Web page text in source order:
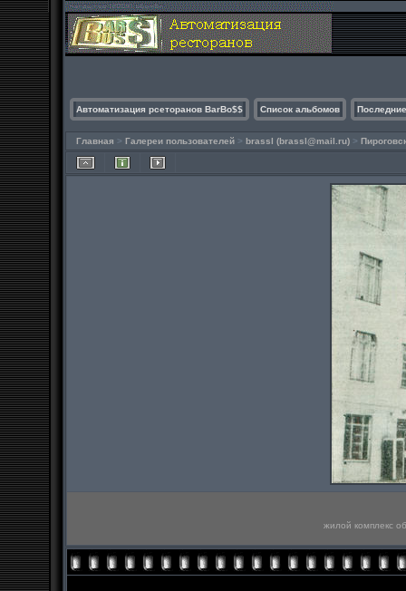
Автоматизация рсеторанов BarBo$$ Список альбомов
Главная > Галереи пользователей > brassl (brassl@mail.ru) >
жилой комплекс